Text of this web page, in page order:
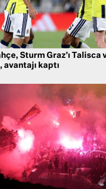
Sturm Graz’ı Talisca
avantajı kaptı